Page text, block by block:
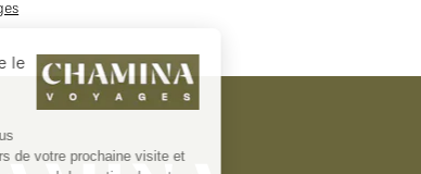
le
de votre prochaine visite et